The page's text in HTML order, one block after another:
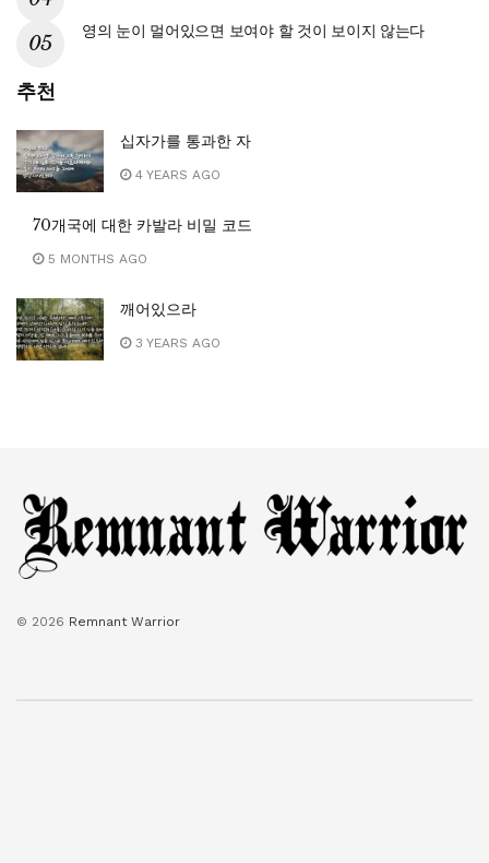
영의 눈이 멀어있으면 보여야 할 것이 보이지 않는다
추천
십자가를 통과한 자
4 YEARS AGO
70개국에 대한 카발라 비밀 코드
5 MONTHS AGO
깨어있으라
3 YEARS AGO
© 2026 Remnant Warrior